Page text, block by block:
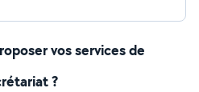
vos services de
?